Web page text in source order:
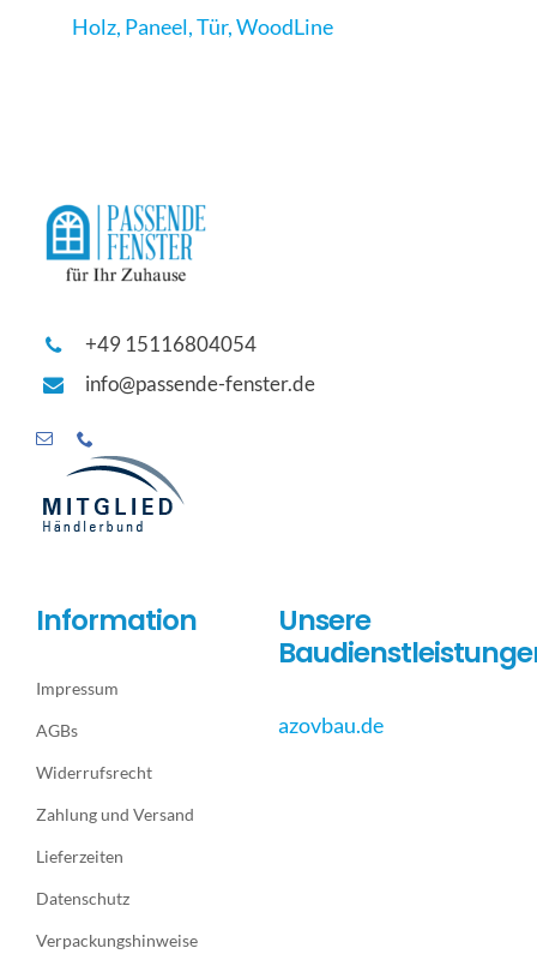
Holz, Paneel,Tür,WoodLine
+49 15116804054
info@passende-fenster.de
Information
Impressum
AGBs
Widerrufsrecht
Zahlung und Versand
Lieferzeiten
Datenschutz
Verpackungshinweise
Unsere
azovbau.de